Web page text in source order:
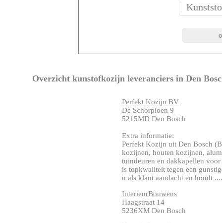
Overzicht kunstofkozijn leveranciers in Den
Perfekt Kozijn BV
De Schorpioen 9
5215MD Den Bosch
Extra informatie:
Perfekt Kozijn uit Den Bosch
kozijnen, houten kozijnen,
tuindeuren en dakkapellen
is topkwaliteit tegen een
u als klant aandacht en houdt
InterieurBouwens
Haagstraat 14
5236XM Den Bosch